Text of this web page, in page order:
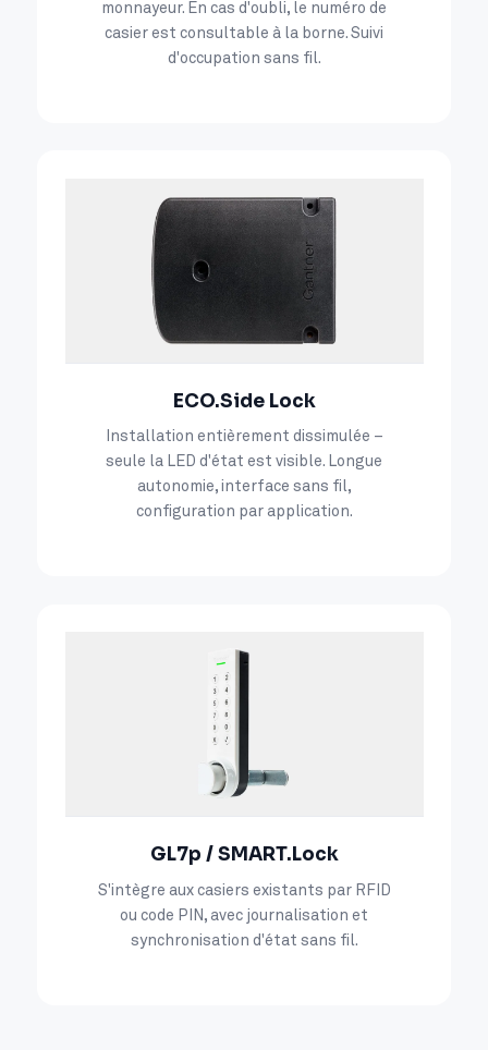
monnayeur. En cas d'oubli, le numéro de
casier est consultable à la borne. Suivi
d'occupation sans fil.
ECO.Side Lock
Installation entièrement dissimulée –
seule la LED d'état est visible. Longue
autonomie, interface sans fil,
configuration par application.
GL7p / SMART.Lock
S'intègre aux casiers existants par RFID
ou code PIN, avec journalisation et
synchronisation d'état sans fil.